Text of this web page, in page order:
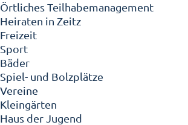
Örtliches Teilhabemanagement
Heiraten in Zeitz
Freizeit
Sport
Bäder
Spiel- und Bolzplätze
Vereine
Kleingärten
Haus der Jugend